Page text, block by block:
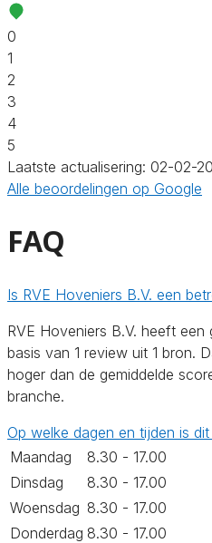
0
1
2
3
4
5
Laatste actualisering: 02-02-
Alle beoordelingen op Google
FAQ
Is RVE Hoveniers B.V. een
RVE Hoveniers B.V. heeft
basis van 1 review uit 1 bron.
hoger dan de gemiddelde
branche.
Op welke dagen en tijden is
Maandag
8.30 - 17.00
Dinsdag
8.30 - 17.00
Woensdag 8.30 - 17.00
Donderdag 8.30 - 17.00